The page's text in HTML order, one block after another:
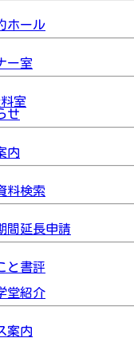
ホール
ー室
室
せ
内
料検索
間延長申請
と書評
堂紹介
案内